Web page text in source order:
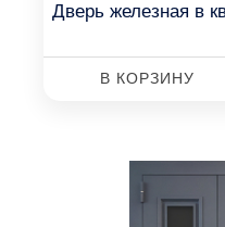
Дверь железная в
В КОРЗИНУ